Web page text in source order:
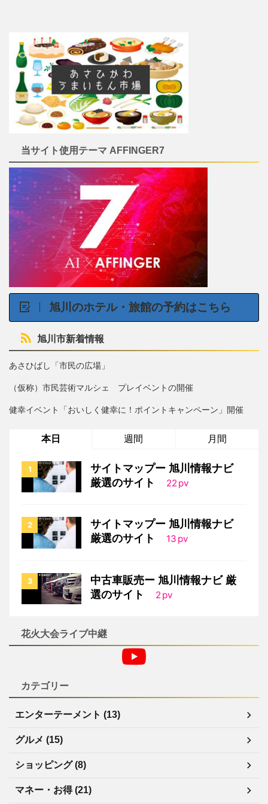
当サイト使用テーマ AFFINGER7
旭川のホテル・旅館の予約はこちら
旭川市新着情報
あさひばし「市民の広場」
（仮称）市民芸術マルシェ プレイベントの開催
健幸イベント「おいしく健幸に！ポイントキャンペーン」開催
本日 週間 月間
サイトマップー 旭川情報ナビ
厳選のサイト
22 pv
サイトマップー 旭川情報ナビ
厳選のサイト
13 pv
中古車販売ー 旭川情報ナビ 厳
選のサイト
2 pv
花火大会ライブ中継
カテゴリー
エンターテーメント (13)
グルメ (15)
ショッピング (8)
マネー・お得 (21)